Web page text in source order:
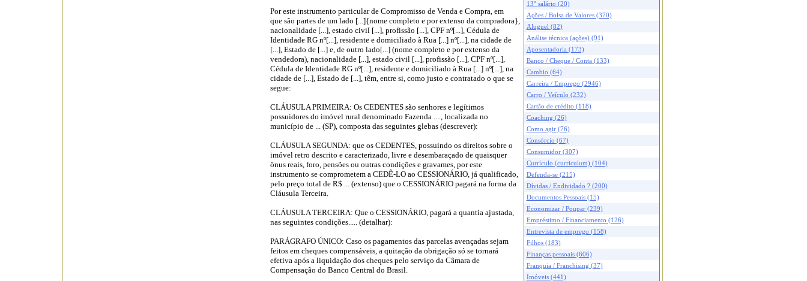
13° salário (20)
Ações / Bolsa de Valores (370)
Aluguel (82)
Análise técnica (ações) (91)
Aposentadoria (173)
Banco / Cheque / Conta (133)
Cambio (64)
Carreira / Emprego (2946)
Carro / Veículo (232)
Cartão de crédito (118)
Coaching (26)
Como agir (76)
Consórcio (67)
Consumidor (307)
Currículo (curriculum) (104)
Defenda-se (215)
Dívidas / Endividado ? (200)
Documentos Pessoais (15)
Economizar / Poupar (239)
Empréstimo / Financiamento (126)
Entrevista de emprego (158)
Filhos (183)
Finanças pessoais (606)
Franquia / Franchising (37)
Imóveis (441)
Por este instrumento particular de Compromisso de Venda e Compra, em
que são partes de um lado [...]{nome completo e por extenso da compradora},
nacionalidade [...], estado civil [...], profissão [...], CPF nº[...], Cédula de
Identidade RG nº[...], residente e domiciliado à Rua [...] nº[...], na cidade de
[...], Estado de [...] e, de outro lado[...] (nome completo e por extenso da
vendedora), nacionalidade [...], estado civil [...], profissão [...], CPF nº[...],
Cédula de Identidade RG nº[...], residente e domiciliado à Rua [...] nº[...], na
cidade de [...], Estado de [...], têm, entre si, como justo e contratado o que se
segue:
CLÁUSULA PRIMEIRA: Os CEDENTES são senhores e legítimos
possuidores do imóvel rural denominado Fazenda ...., localizada no
município de ... (SP), composta das seguintes glebas (descrever):
CLÁUSULA SEGUNDA: que os CEDENTES, possuindo os direitos sobre o
imóvel retro descrito e caracterizado, livre e desembaraçado de quaisquer
ônus reais, foro, pensões ou outras condições e gravames, por este
instrumento se comprometem a CEDÊ-LO ao CESSIONÁRIO, já qualificado,
pelo preço total de R$ ... (extenso) que o CESSIONÁRIO pagará na forma da
Cláusula Terceira.
CLÁUSULA TERCEIRA: Que o CESSIONÁRIO, pagará a quantia ajustada,
nas seguintes condições..... (detalhar):
PARÁGRAFO ÚNICO: Caso os pagamentos das parcelas avençadas sejam
feitos em cheques compensáveis, a quitação da obrigação só se tornará
efetiva após a liquidação dos cheques pelo serviço da Câmara de
Compensação do Banco Central do Brasil.